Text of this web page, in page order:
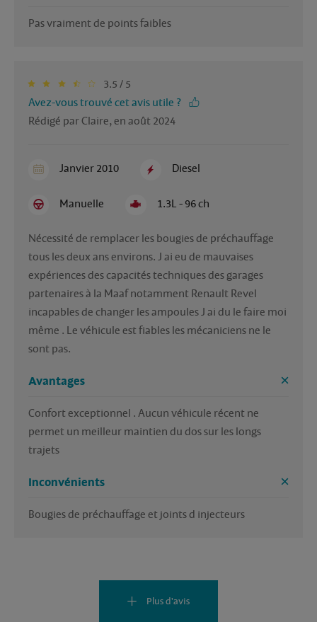
Pas vraiment de points faibles
3.5 / 5
Avez-vous trouvé cet avis utile ?
Rédigé par Claire, en août 2024
Janvier 2010 Diesel
Manuelle 1.3L - 96 ch
Nécessité de remplacer les bougies de préchauffage
tous les deux ans environs. J ai eu de mauvaises
expériences des capacités techniques des garages
partenaires à la Maaf notamment Renault Revel
incapables de changer les ampoules J ai du le faire moi
même . Le véhicule est fiables les mécaniciens ne le
sont pas.
Avantages
Confort exceptionnel . Aucun véhicule récent ne
permet un meilleur maintien du dos sur les longs
trajets
Inconvénients
Bougies de préchauffage et joints d injecteurs
Plus d'avis